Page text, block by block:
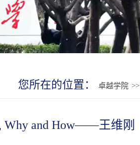
您所在的位置： 卓越学院 >>
Why and How——王维刚